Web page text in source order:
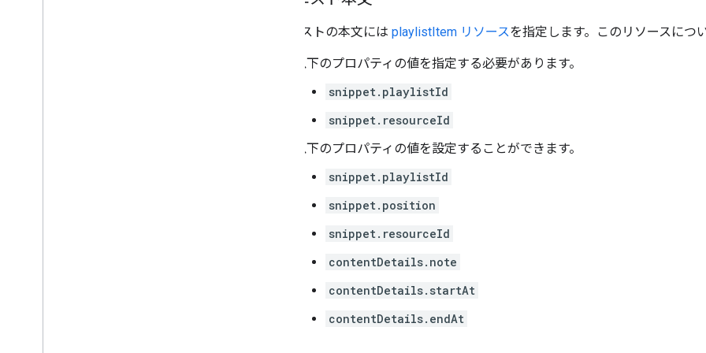
リクエストの本文には playlistItem リソースを指定します。このリソースにつ
以下のプロパティの値を指定する必要があります。
snippet.playlistId
snippet.resourceId
以下のプロパティの値を設定することができます。
snippet.playlistId
snippet.position
snippet.resourceId
contentDetails.note
contentDetails.startAt
contentDetails.endAt